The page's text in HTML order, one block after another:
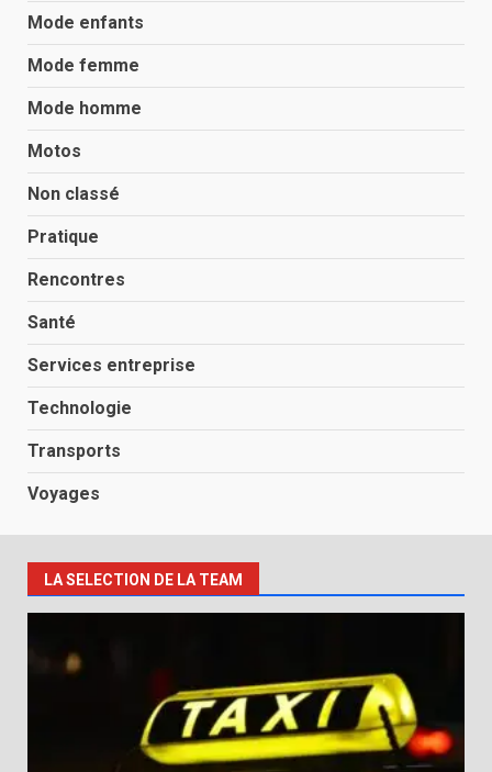
Mode enfants
Mode femme
Mode homme
Motos
Non classé
Pratique
Rencontres
Santé
Services entreprise
Technologie
Transports
Voyages
LA SELECTION DE LA TEAM